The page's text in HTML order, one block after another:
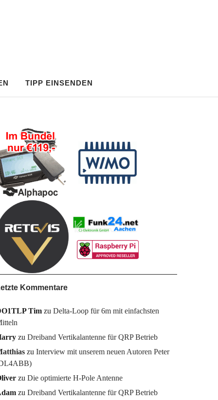
TIPP EINSENDEN
Kommentare
Timzu Delta-Loop für 6m mit einfachsten
zu Dreiband Vertikalantenne für QRP Betrieb
zu Interview mit unserem neuen Autoren Peter
zu Die optimierte H-Pole Antenne
zu Dreiband Vertikalantenne für QRP Betrieb